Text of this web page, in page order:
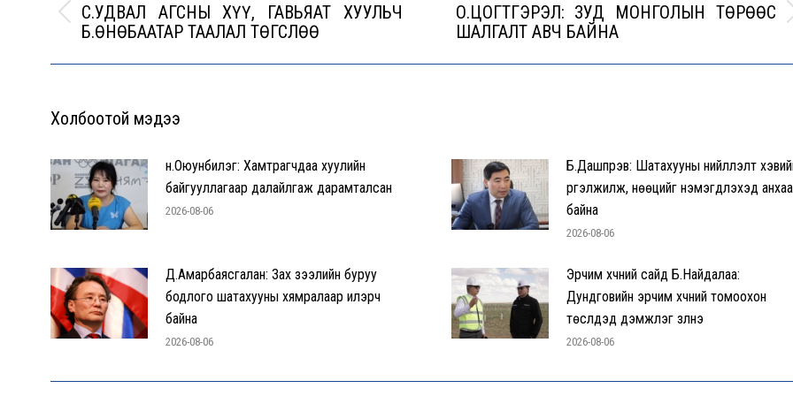
Previous
post:
С.УДВАЛ АГСНЫ ХҮҮ, ГАВЬЯАТ ХУУЛЬЧ
Б.ӨНӨБААТАР ТААЛАЛ ТӨГСЛӨӨ
Next
О.ЦОГТГЭРЭЛ: ЗУД МОНГОЛЫН ТӨРӨӨС
ШАЛГАЛТ АВЧ БАЙНА
Холбоотой мэдээ
н.Оюунбилэг: Хамтрагчдаа хуулийн
байгууллагаар далайлгаж дарамталсан
2026-08-06
Б.Дашпүрэв: Шатахууны нийлүүлэлт
үргэлжилж, нөөцийг нэмэгдүүлэхэд
байна
2026-08-06
Д.Амарбаясгалан: Зах зээлийн буруу
бодлого шатахууны хямралаар илэрч
байна
2026-08-06
Эрчим хүчний сайд Б.Найдалаа:
Дундговийн эрчим хүчний томоохон
төслүүдэд дэмжлэг үзүүлнэ
2026-08-06